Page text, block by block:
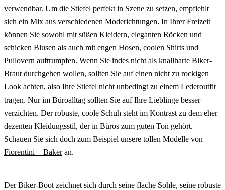
verwendbar. Um die Stiefel perfekt in Szene zu setzen, empfiehlt
sich ein Mix aus verschiedenen Moderichtungen. In Ihrer Freizeit
können Sie sowohl mit süßen Kleidern, eleganten Röcken und
schicken Blusen als auch mit engen Hosen, coolen Shirts und
Pullovern auftrumpfen. Wenn Sie indes nicht als knallharte Biker-
Braut durchgehen wollen, sollten Sie auf einen nicht zu rockigen
Look achten, also Ihre Stiefel nicht unbedingt zu einem Lederoutfit
tragen. Nur im Büroalltag sollten Sie auf Ihre Lieblinge besser
verzichten. Der robuste, coole Schuh steht im Kontrast zu dem eher
dezenten Kleidungsstil, der in Büros zum guten Ton gehört.
Schauen Sie sich doch zum Beispiel unsere tollen Modelle von
Fiorentini + Bakeran.
Der Biker-Boot zeichnet sich durch seine flache Sohle, seine robuste